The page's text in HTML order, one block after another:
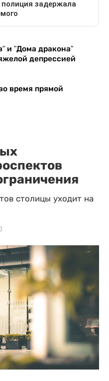
и "Дома дракона"
депрессией
время прямой
столицы уходит на